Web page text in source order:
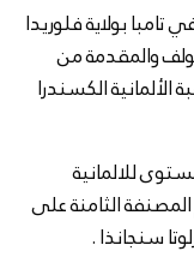
تامبا بولاية فلوريدا
والمقدمة من
الكسندرا
للالمانية
الثامنة على
سنجانذا .